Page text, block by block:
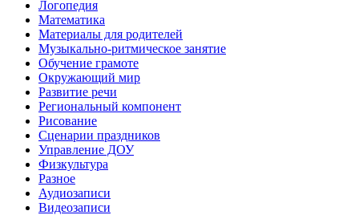
Логопедия
Математика
Материалы для родителей
Музыкально-ритмическое занятие
Обучение грамоте
Окружающий мир
Развитие речи
Региональный компонент
Рисование
Сценарии праздников
Управление ДОУ
Физкультура
Разное
Аудиозаписи
Видеозаписи